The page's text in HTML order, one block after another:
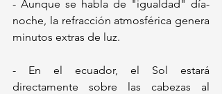
- Aunque se habla de "igualdad" día-
noche, la refracción atmosférica genera
minutos extras de luz.
- En el ecuador, el Sol estará
directamente sobre las cabezas al